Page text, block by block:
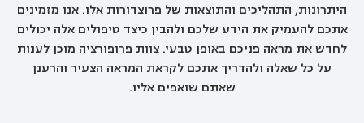
היתרונות, התהליכים והתוצאות של פרוצדורות אלו. אנו מזמינים
אתכם להעמיק את הידע שלכם ולהבין כיצד טיפולים אלה יכולים
לחדש את מראה פניכם באופן טבעי. צוות פרופורציה מוכן לענות
על כל שאלה ולהדריך אתכם לקראת המראה הצעיר והרענן
שאתם שואפים אליו.